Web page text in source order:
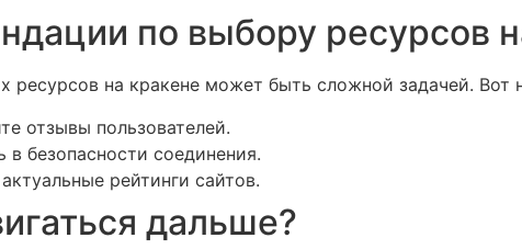
по выбору ресурсов
ресурсов на кракене может быть сложной задачей. Вот
отзывы пользователей.
в безопасности соединения.
рейтинги сайтов.
дальше?